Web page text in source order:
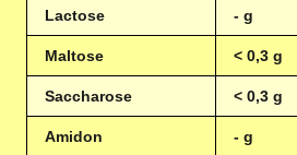
Lactose - g
Maltose < 0,3 g
Saccharose < 0,3 g
Amidon - g